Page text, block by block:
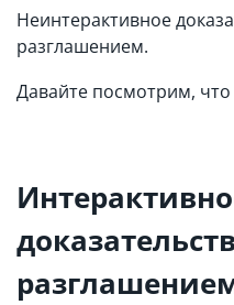
Неинтерактивное
разглашением.
Давайте посмотрим,